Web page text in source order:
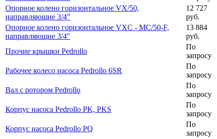
Опорное колено горизонтальное VX/50,
направляющие 3/4"
12 727
руб.
Опорное колено горизонтальное VXC - MC/50-F,
направляющие 3/4"
13 884
руб.
Прочие крышки Pedrollo
По
запросу
Рабочее колесо насоса Pedrollo 6SR
По
запросу
Вал с ротором Pedrollo
По
запросу
Корпус насоса Pedrollo PK, PKS
По
запросу
Корпус насоса Pedrollo PQ
По
запросу